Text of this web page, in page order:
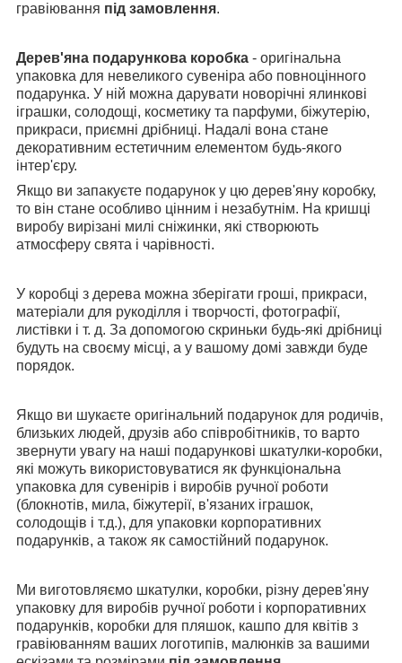
гравіювання під замовлення.
Дерев'яна подарункова коробка - оригінальна
упаковка для невеликого сувеніра або повноцінного
подарунка. У ній можна дарувати новорічні ялинкові
іграшки, солодощі, косметику та парфуми, біжутерію,
прикраси, приємні дрібниці. Надалі вона стане
декоративним естетичним елементом будь-якого
інтер'єру.
Якщо ви запакуєте подарунок у цю дерев'яну коробку,
то він стане особливо цінним і незабутнім. На кришці
виробу вирізані милі сніжинки, які створюють
атмосферу свята і чарівності.
У коробці з дерева можна зберігати гроші, прикраси,
матеріали для рукоділля і творчості, фотографії,
листівки і т. д. За допомогою скриньки будь-які дрібниці
будуть на своєму місці, а у вашому домі завжди буде
порядок.
Якщо ви шукаєте оригінальний подарунок для родичів,
близьких людей, друзів або співробітників, то варто
звернути увагу на наші подарункові шкатулки-коробки,
які можуть використовуватися як функціональна
упаковка для сувенірів і виробів ручної роботи
(блокнотів, мила, біжутерії, в'язаних іграшок,
солодощів і т.д.), для упаковки корпоративних
подарунків, а також як самостійний подарунок.
Ми виготовляємо шкатулки, коробки, різну дерев'яну
упаковку для виробів ручної роботи і корпоративних
подарунків, коробки для пляшок, кашпо для квітів з
гравіюванням ваших логотипів, малюнків за вашими